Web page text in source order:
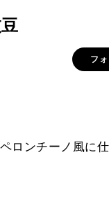
フ
ロンチーノ風に